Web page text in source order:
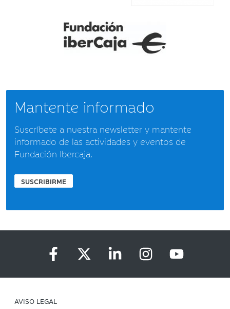
Mantente informado
Suscríbete a nuestra newsletter y mantente
informado de las actividades y eventos de
Fundación Ibercaja.
SUSCRIBIRME
AVISO LEGAL